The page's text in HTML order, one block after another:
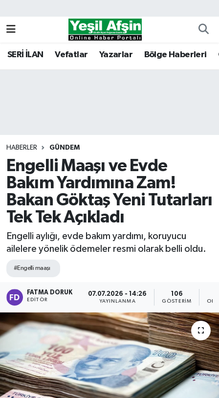
SERİ İLAN Vefatlar Yazarlar Bölge Haberleri
HABERLER GÜNDEM
Engelli Maaşı ve Evde
Bakım Yardımına Zam!
Bakan Göktaş Yeni Tutarları
Tek Tek Açıkladı
Engelli aylığı, evde bakım yardımı, koruyucu
ailelere yönelik ödemeler resmi olarak belli oldu.
#Engelli maaşı
FATMA DORUK
EDITÖR
07.07.2026 - 14:26
YAYINLANMA
106
GÖSTERIM
Kahramanmaraş Nöbetçi Eczaneler
Tüm Manşetler
Son Dakika Haberleri
Haber Arşivi